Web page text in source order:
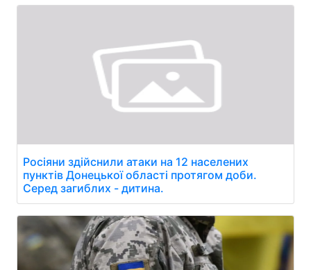
Росіяни здійснили атаки на 12 населених
пунктів Донецької області протягом доби.
Серед загиблих - дитина.